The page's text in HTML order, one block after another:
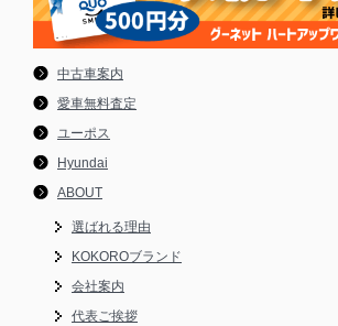
中古車案内
愛車無料査定
ユーポス
Hyundai
ABOUT
選ばれる理由
KOKOROブランド
会社案内
代表ご挨拶